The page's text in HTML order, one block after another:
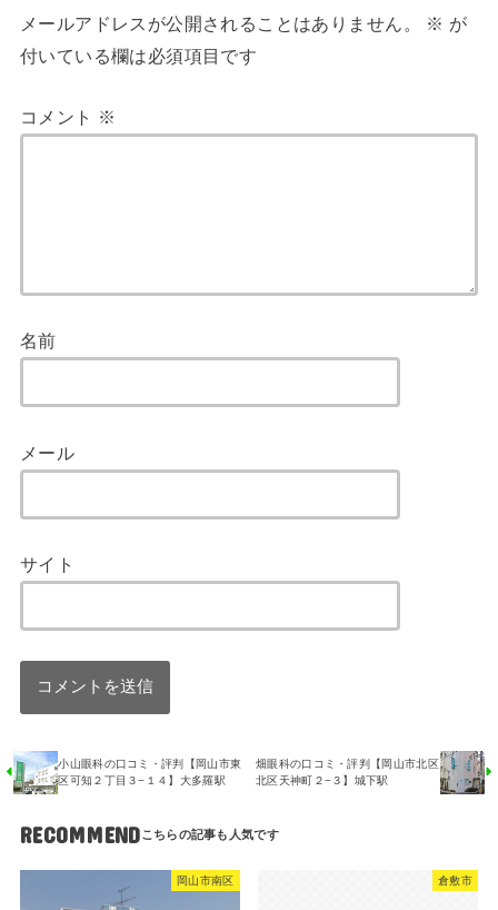
メールアドレスが公開されることはありません。 ※ が
付いている欄は必須項目です
コメント ※
名前
メール
サイト
小山眼科の口コミ・評判【岡山市東
区可知２丁目３−１４】大多羅駅
畑眼科の口コミ・評判【岡山市北区
北区天神町２−３】城下駅
RECOMMEND
岡山市南区 倉敷市